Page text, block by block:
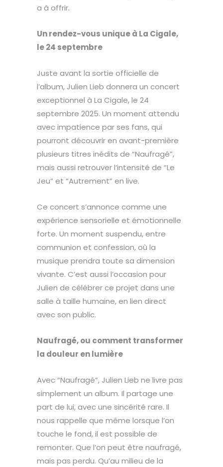
a à offrir.
Un rendez-vous unique à La Cigale,
le 24 septembre
Juste avant la sortie officielle de
l’album, Julien Lieb donnera un concert
exceptionnel à La Cigale, le 24
septembre 2025. Un moment attendu
avec impatience par ses fans, qui
pourront découvrir en avant-première
plusieurs titres inédits de “Naufragé”,
mais aussi retrouver l’intensité de “Le
Jeu” et “Autrement” en live.
Ce concert s’annonce comme une
expérience sensorielle et émotionnelle
forte. Un moment suspendu, entre
communion et confession, où la
musique prendra toute sa dimension
vivante. C’est aussi l’occasion pour
Julien de célébrer ce projet dans une
salle à taille humaine, en lien direct
avec son public.
Naufragé, ou comment transformer
la douleur en lumière
Avec “Naufragé”, Julien Lieb ne livre pas
simplement un album. Il partage une
part de lui, avec une sincérité rare. Il
nous rappelle que même lorsque l’on
touche le fond, il est possible de
remonter. Que l’on peut être naufragé,
mais pas perdu. Qu’au milieu de la